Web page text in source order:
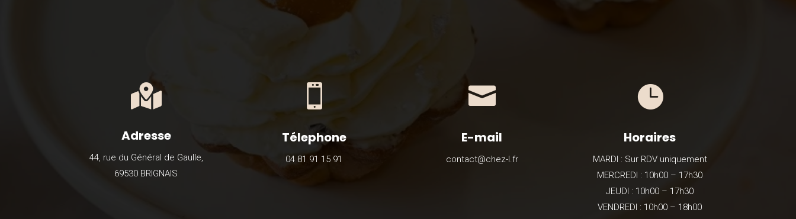

Adresse
44, rue du Général de Gaulle,
69530 BRIGNAIS

Télephone
04 81 91 15 91

E-mail
contact@chez-l.fr

Horaires
MARDI : Sur RDV uniquement
MERCREDI : 10h00 – 17h30
JEUDI : 10h00 – 17h30
VENDREDI : 10h00 – 18h00